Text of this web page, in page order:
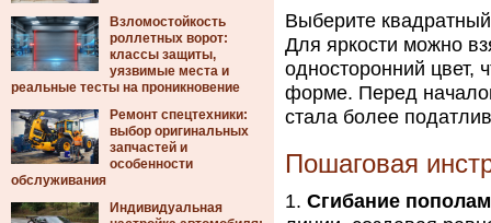
Взломостойкость
роллетных ворот:
классы защиты,
уязвимые места и
реальные тесты на проникновение
Ремонт спецтехники:
выбор оригинальных
запчастей и
особенности
обслуживания
Индивидуальная
Выберите
Для яркости можно
односторонний цвет,
форме. Перед
стала более
Пошаговая
Сгибание